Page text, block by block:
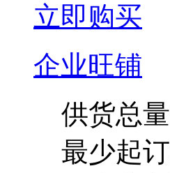
立即购买
企业旺铺
供货总量
最少起订